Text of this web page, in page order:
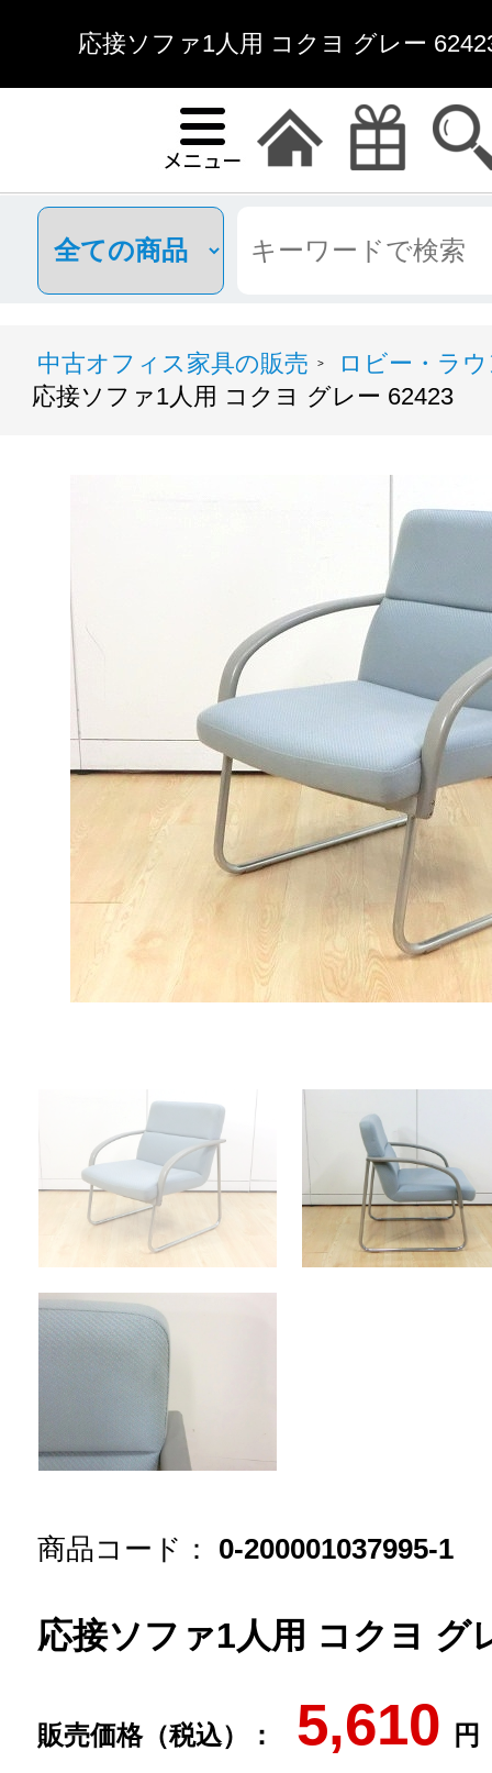
応接ソファ1人用 コクヨ グレー
中古オフィス家具の販売 >
ロビー・ラ
応接ソファ1人用 コクヨ グレー 62423
商品コード： 0-200001037995-1
応接ソファ1人用 コクヨ グ
販売価格（税込）： 5,610 円